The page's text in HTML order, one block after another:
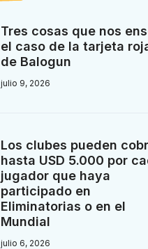
Tres cosas que nos
el caso de la tarjeta
de Balogun
julio 9, 2026
Los clubes pueden
hasta USD 5.000 por
jugador que haya
participado en
Eliminatorias o en el
Mundial
julio 6, 2026